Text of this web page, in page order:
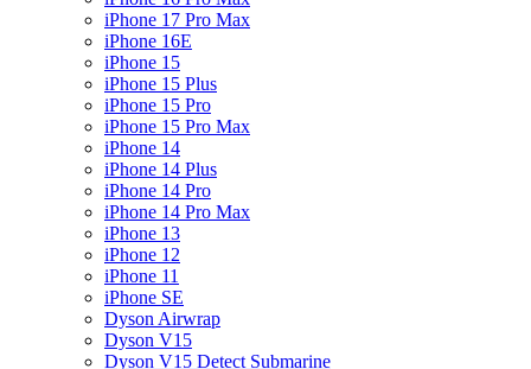
iPhone 17 Pro Max
iPhone 16E
iPhone 15
iPhone 15 Plus
iPhone 15 Pro
iPhone 15 Pro Max
iPhone 14
iPhone 14 Plus
iPhone 14 Pro
iPhone 14 Pro Max
iPhone 13
iPhone 12
iPhone 11
iPhone SE
Dyson Airwrap
Dyson V15
Dyson V15 Detect Submarine